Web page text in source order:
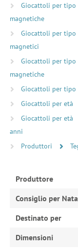
Giocattoli per tipo
magnetiche
Giocattoli per tipo
magnetici
Giocattoli per tipo
magnetiche
Giocattoli per tipo
Giocattoli per età
Giocattoli per età
anni
Produttori
Produttore
Consiglio per
Destinato per
Dimensioni